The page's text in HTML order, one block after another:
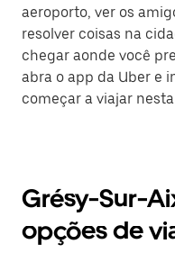
aeroporto, ver os
resolver coisas na
chegar aonde você
abra o app da Uber e
começar a viajar
Grésy-Sur-
opções de